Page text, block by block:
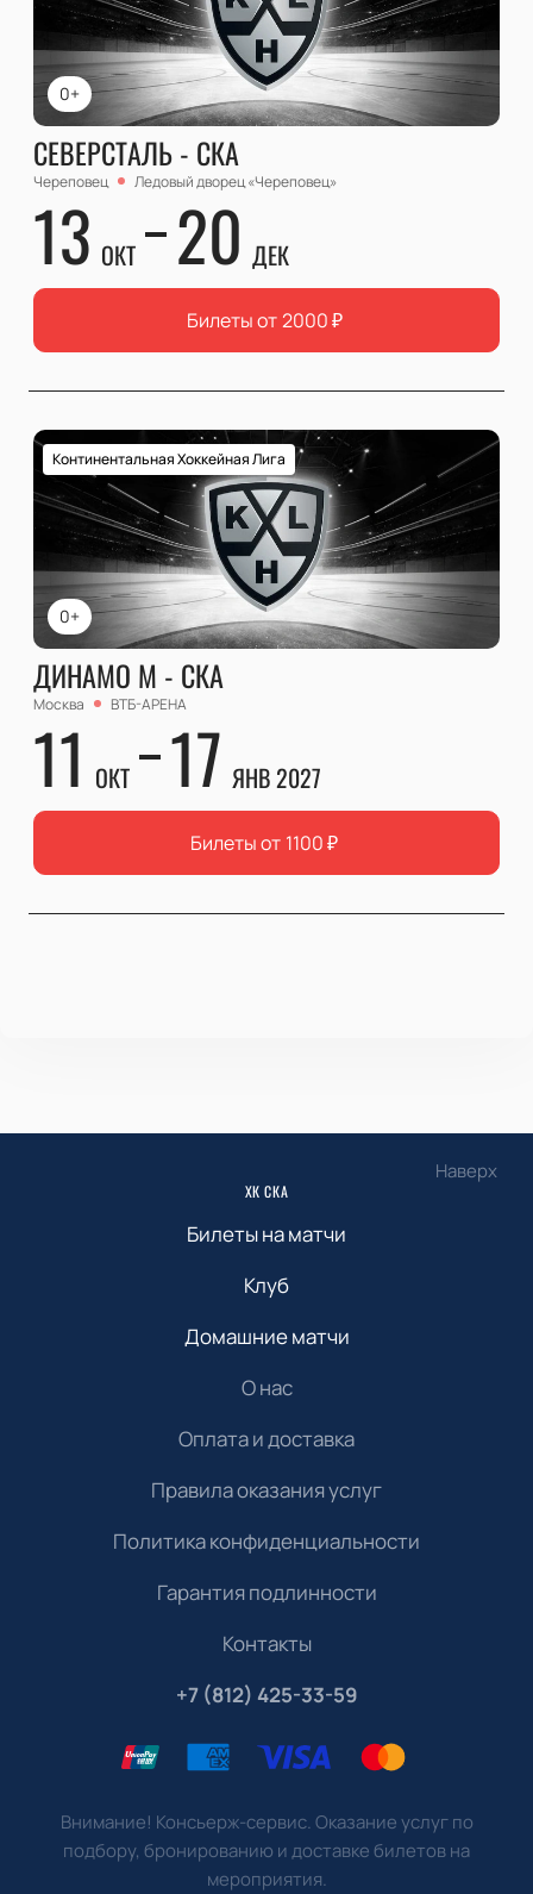
0+
СЕВЕРСТАЛЬ - СКА
Череповец Ледовый дворец «Череповец»
13 ОКТ 20 ДЕК
Билеты от 2000₽
0+
Континентальная Хоккейная Лига
ДИНАМО М - СКА
Москва ВТБ-АРЕНА
11 ОКТ 17 ЯНВ 2027
Билеты от 1100₽
Наверх
ХК СКА
Билеты на матчи
Клуб
Домашние матчи
О нас
Оплата и доставка
Правила оказания услуг
Политика конфиденциальности
Гарантия подлинности
Контакты
+7 (812) 425-33-59
Внимание! Консьерж-сервис. Оказание услуг по
подбору, бронированию и доставке билетов на
мероприятия.